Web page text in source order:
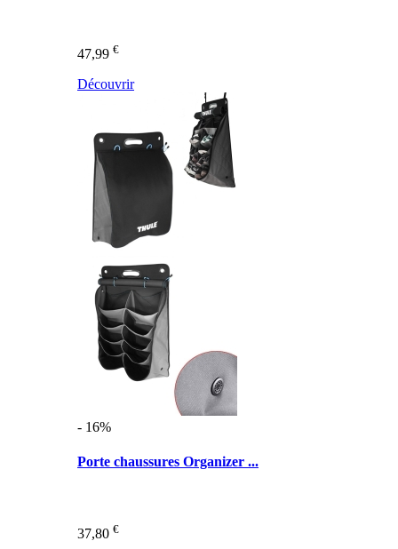
47,99 €
Découvrir
- 16%
Porte chaussures Organizer ...
37,80 €